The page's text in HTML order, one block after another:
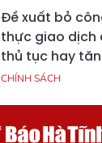
Đề xuất bỏ
thực giao dịch
thủ tục hay
CHÍNH SÁCH